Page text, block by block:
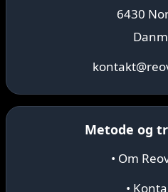
6430
Metode og
• Om
•